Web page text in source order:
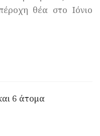
θέα στο Ιόνιο
6 άτομα